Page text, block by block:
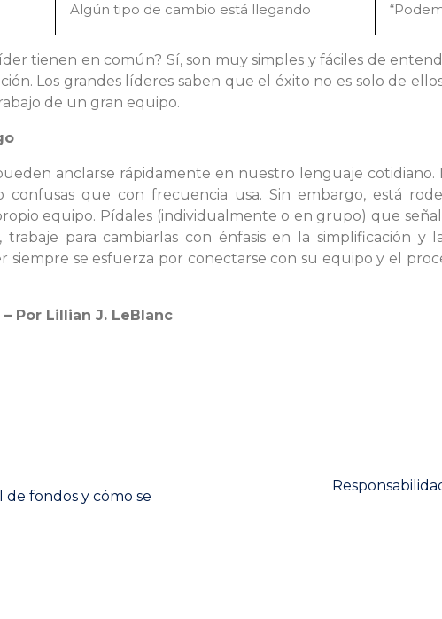
Algún tipo de cambio está llegando
tienen en común? Sí, son muy simples y fáciles de
Los grandes líderes saben que el éxito no es solo de
de un gran equipo.
pueden anclarse rápidamente en nuestro lenguaje
confusas que con frecuencia usa. Sin embargo, está
equipo. Pídales (individualmente o en grupo) que
para cambiarlas con énfasis en la simplificación y
siempre se esfuerza por conectarse con su equipo y el
– Por Lillian J. LeBlanc
fondos y cómo se